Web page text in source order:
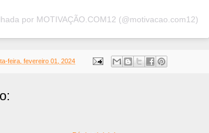
por MOTIVAÇÃO.COM12 (@motivacao.com12)
feira, fevereiro 01, 2024